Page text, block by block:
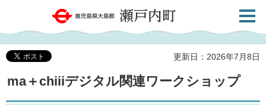
鹿児島県大島郡 瀬戸内町
共通メ
更新日：2026年7月8日
ma＋chiiiデジタル関連ワークショップ